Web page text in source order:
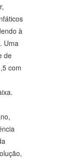
à
Uma
de
com